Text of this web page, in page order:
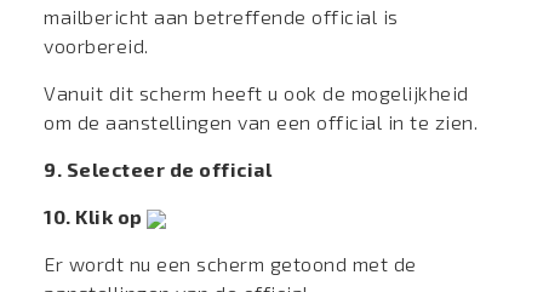
mailbericht aan betreffende official is
voorbereid.
Vanuit dit scherm heeft u ook de mogelijkheid
om de aanstellingen van een official in te zien.
9. Selecteer de official
10. Klik op
Er wordt nu een scherm getoond met de